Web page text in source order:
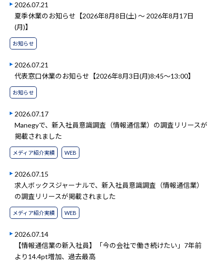
2026.07.21
夏季休業のお知らせ【2026年8月8日(土) ～ 2026年8月17日
(月)】
お知らせ
2026.07.21
代表窓口休業のお知らせ【2026年8月3日(月)8:45～13:00】
お知らせ
2026.07.17
Manegyで、新入社員意識調査（情報通信業）の調査リリースが
掲載されました
メディア紹介実績 WEB
2026.07.15
求人ボックスジャーナルで、新入社員意識調査（情報通信業）
の調査リリースが掲載されました
メディア紹介実績 WEB
2026.07.14
【情報通信業の新入社員】「今の会社で働き続けたい」7年前
より14.4pt増加、過去最高